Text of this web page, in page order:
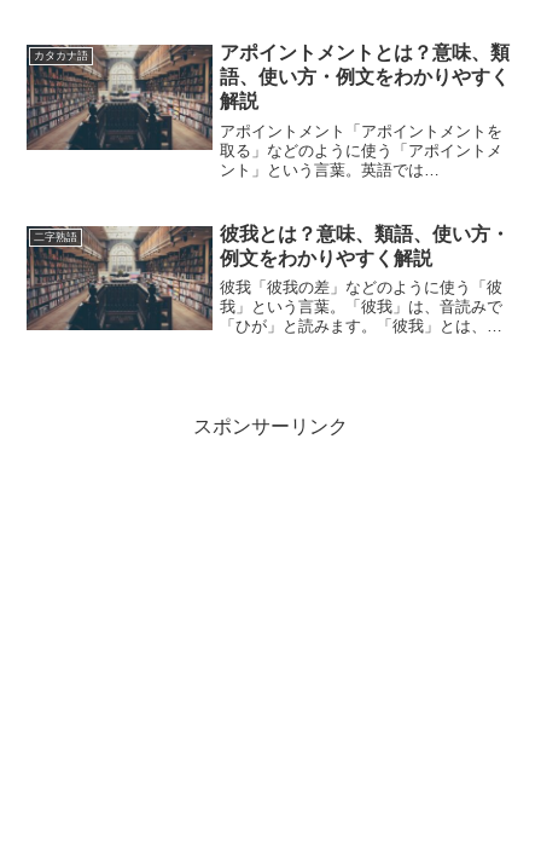
意味や使い方や類語について、小説など
の用例を紹介しながら、わか...
カタカナ語
アポイントメントとは？意味、類
語、使い方・例文をわかりやすく
解説
アポイントメント「アポイントメントを
取る」などのように使う「アポイントメ
ント」という言葉。英語では
葉でしょうか？この記事では「アポイン
トメント」の意味や使い...
二字熟語
彼我とは？意味、類語、使い方・
例文をわかりやすく解説
彼我「彼我の差」などのように使う「彼
我」という言葉。「彼我」は、音読みで
「ひが」と読みます。「彼我」とは、ど
スポンサーリンク